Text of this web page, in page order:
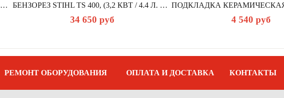
ОБОГРЕВАТЕЛЬ ГАЗОВЫХ БАЛЛОНОВ КОМА PG-2
БЕНЗОРЕЗ STIHL TS 400, (3,2 КВТ / 4.4 Л. С., 66,7 КУБ.СМ. 9,5 КГ, ГЛУБИНА...
34 650 руб 4 540 руб
РЕМОНТ ОБОРУДОВАНИЯ ОПЛАТА И ДОСТАВКА КОНТАКТЫ